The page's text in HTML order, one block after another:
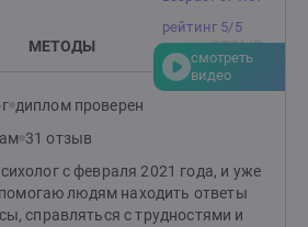
рейтинг 5/5
смотреть
видео
МЕТОДЫ ОТЗЫВ
диплом проверен
31 отзыв
с февраля 2021 года, и уже
помогаю людям находить ответы
справляться с трудностями и